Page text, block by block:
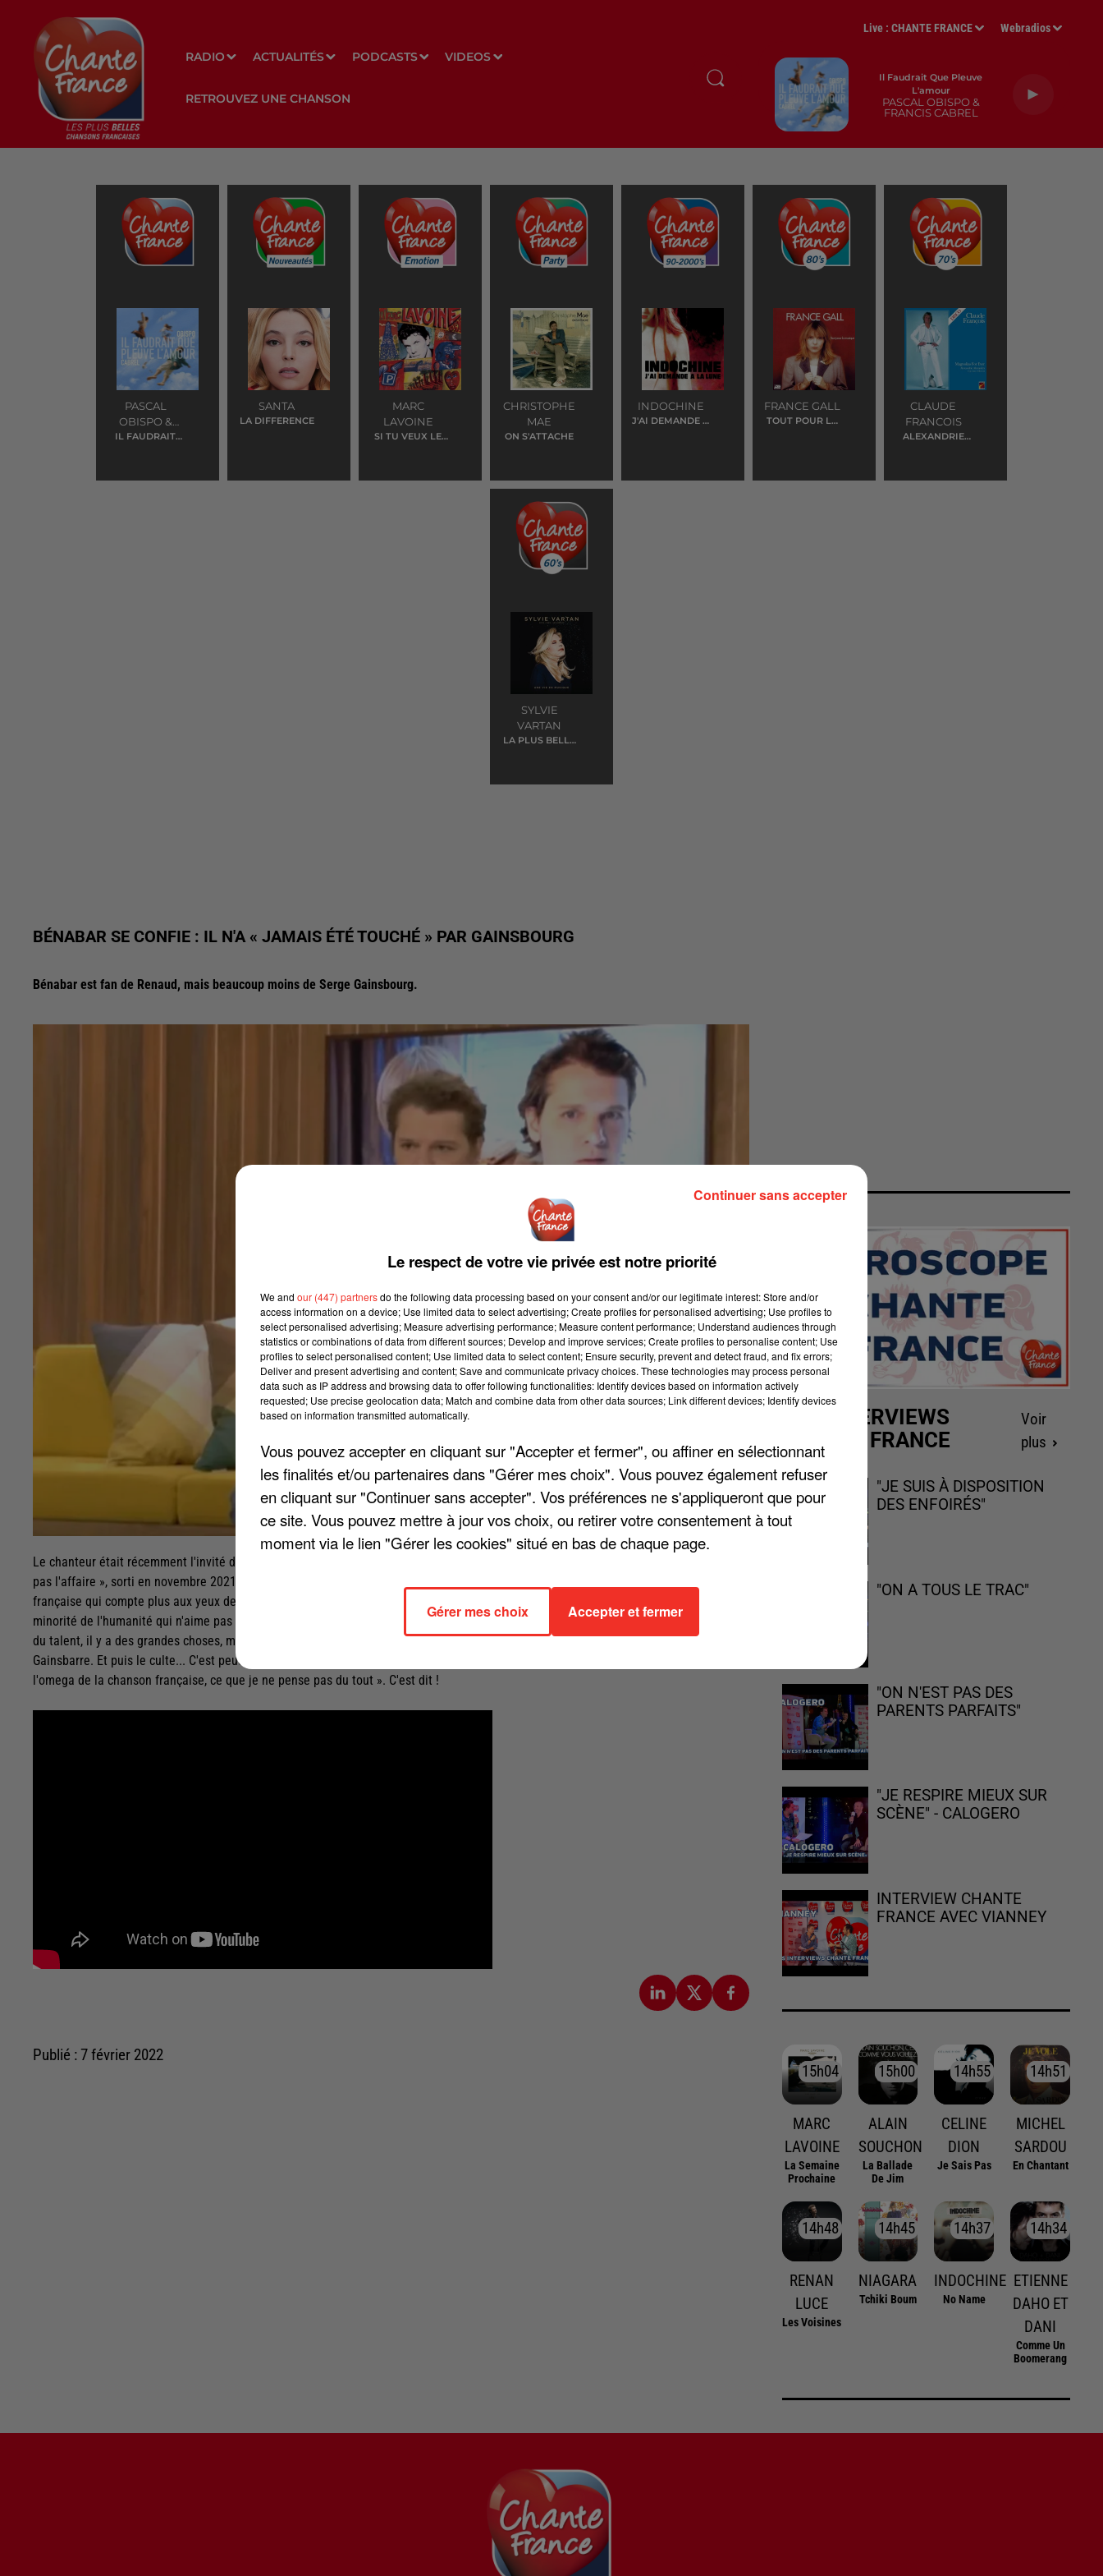
RADIO ACTUALITÉS PODCASTS VIDEOS
RETROUVEZ UNE CHANSON
Live :CHANTE FRANCE Webradios
Il Faudrait Que Pleuve
L'amour
PASCAL OBISPO &
FRANCIS CABREL
PASCAL
OBISPO &
FRANCIS
IL FAUDRAIT
SANTA
LA DIFFERENCE
MARC
LAVOINE
SI TU VEUX LE
CHRISTOPHE
MAE
ON S'ATTACHE
INDOCHINE
J'AI DEMANDE A
FRANCE GALL
TOUT POUR LA
CLAUDE
FRANCOIS
ALEXANDRIE
SYLVIE
VARTAN
LA PLUS BELLE
BÉNABAR SE CONFIE : IL N'A « JAMAIS ÉTÉ TOUCHÉ » PAR GAINSBOURG
Bénabar est fan de Renaud, mais beaucoup moins de Serge Gainsbourg.
Le chanteur était récemment l'invité de l'émission « En aparté », sur Canal+. Bénabar y est revenu sur son dixième album, « On lâche
pas l'affaire », sorti en novembre 2021. Il a aussi évoqué son duo avec Renaud, « Chez les Corses ». Une légende de la chanson
française qui compte plus aux yeux de Bénabar à une autre : Serge Gainsbourg. L'artiste a révélé : « Ah oui, moi je fais partie de cette
minorité de l'humanité qui n'aime pas Gainsbourg. J'ai jamais été touché... Alors, c'est pas une croisade et puis je reconnais qu'il y a
du talent, il y a des grandes choses, mais j'ai jamais été fan ». Avant d'ajouter : « Ça m'a toujours un peu gonflé le personnage
Gainsbarre. Et puis le culte... C'est peut-être le culte posthume qu'il y a eu autour de lui qui m'a gonflé, comme si c'était l'alpha et
l'omega de la chanson française, ce que je ne pense pas du tout ». C'est dit !
Publié : 7 février 2022
LES INTERVIEWS
CHANTE FRANCE
Voir
plus
"JE SUIS À DISPOSITION
DES ENFOIRÉS"
"ON A TOUS LE TRAC"
"ON N'EST PAS DES
PARENTS PARFAITS"
"JE RESPIRE MIEUX SUR
SCÈNE" - CALOGERO
INTERVIEW CHANTE
FRANCE AVEC VIANNEY
15h04
15h04
MARC
LAVOINE
La Semaine
Prochaine
15h00
15h00
ALAIN
SOUCHON
La Ballade
De Jim
14h55
14h55
CELINE
DION
Je Sais Pas
14h51
14h51
MICHEL
SARDOU
En Chantant
14h48
14h48
RENAN
LUCE
Les Voisines
14h45
14h45
NIAGARA
Tchiki Boum
14h37
14h37
INDOCHINE
No Name
14h34
14h34
ETIENNE
DAHO ET
DANI
Comme Un
Boomerang
Le respect de votre vie privée est notre priorité
We and our (447) partnersdo the following data processing based on your consent and/or our legitimate interest: Store and/or
access information on a device; Use limited data to select advertising; Create profiles for personalised advertising; Use profiles to
select personalised advertising; Measure advertising performance; Measure content performance; Understand audiences through
statistics or combinations of data from different sources; Develop and improve services; Create profiles to personalise content; Use
profiles to select personalised content; Use limited data to select content; Ensure security, prevent and detect fraud, and fix errors;
Deliver and present advertising and content; Save and communicate privacy choices. These technologies may process personal
data such as IP address and browsing data to offer following functionalities: Identify devices based on information actively
requested; Use precise geolocation data; Match and combine data from other data sources; Link different devices; Identify devices
based on information transmitted automatically.
Vous pouvez accepter en cliquant sur "Accepter et fermer", ou affiner en sélectionnant
les finalités et/ou partenaires dans "Gérer mes choix". Vous pouvez également refuser
en cliquant sur "Continuer sans accepter". Vos préférences ne s'appliqueront que pour
ce site. Vous pouvez mettre à jour vos choix, ou retirer votre consentement à tout
moment via le lien "Gérer les cookies" situé en bas de chaque page.
Gérer mes choix Accepter et fermer
Continuer sans accepter